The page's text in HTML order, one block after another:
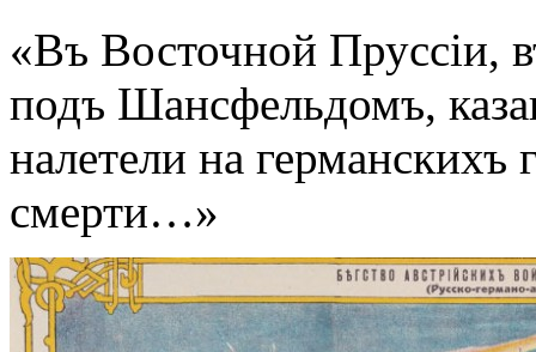
«Въ Восточной Пруссiи,
подъ Шансфельдомъ,
налетели на германскихъ
смерти…»